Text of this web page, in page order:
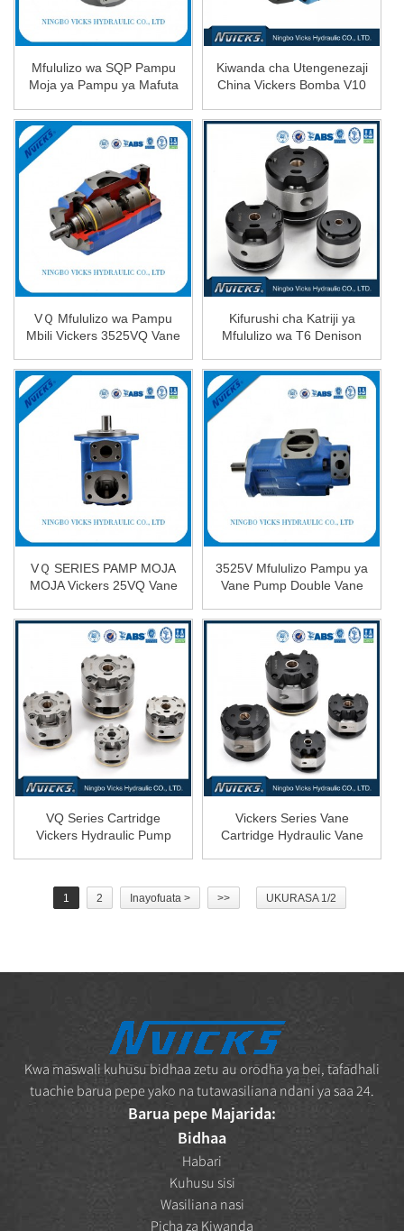
Mfululizo wa SQP Pampu
Moja ya Pampu ya Mafuta
Kiwanda cha Utengenezaji
China Vickers Bomba V10
VＱ Mfululizo wa Pampu
Mbili Vickers 3525VQ Vane
Kifurushi cha Katriji ya
Mfululizo wa T6 Denison
VＱ SERIES PAMP MOJA
MOJA Vickers 25VQ Vane
3525V Mfululizo Pampu ya
Vane Pump Double Vane
VQ Series Cartridge
Vickers Hydraulic Pump
Vickers Series Vane
Cartridge Hydraulic Vane
1 2 Inayofuata > >> UKURASA 1/2
Kwa maswali kuhusu bidhaa zetu au orodha ya bei, tafadhali
tuachie barua pepe yako na tutawasiliana ndani ya saa 24.
Barua pepe Majarida:
Bidhaa
Habari
Kuhusu sisi
Wasiliana nasi
Picha za Kiwanda